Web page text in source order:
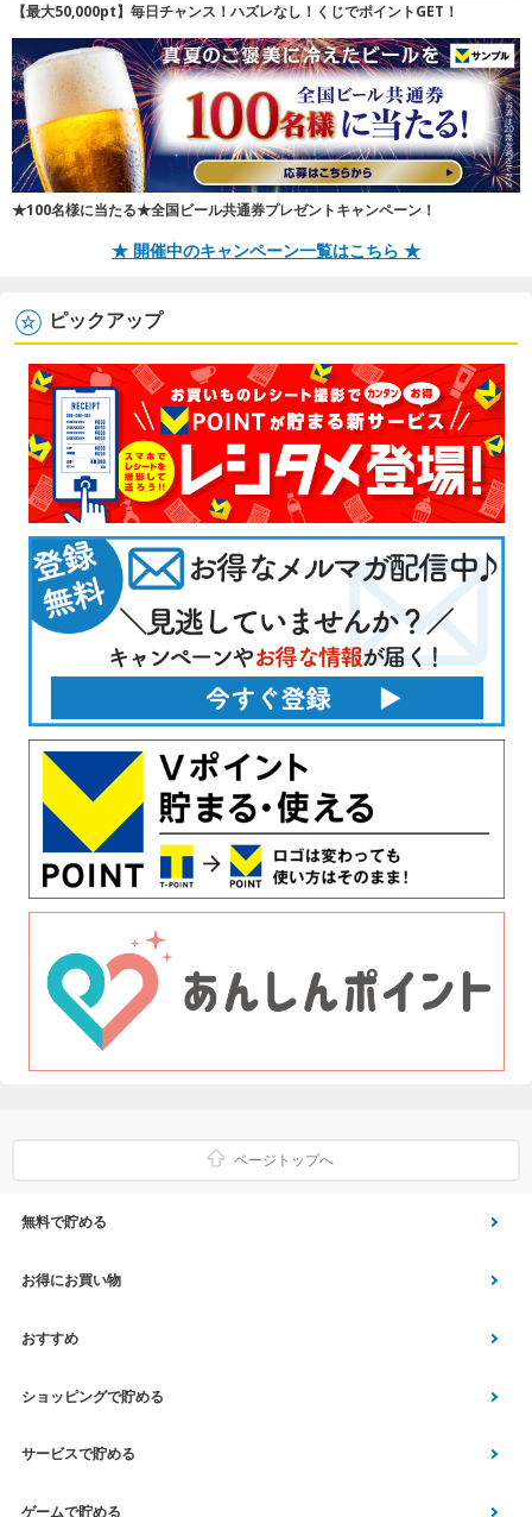
【最大50,000pt】毎日チャンス！ハズレなし！くじでポイントGET！
★100名様に当たる★全国ビール共通券プレゼントキャンペーン！
★ 開催中のキャンペーン一覧はこちら ★
ピックアップ
ページトップへ
無料で貯める
ゲーム
Vアンケート
アプリ利用
クイズ
スクラッチ
お得にお買い物
Yahoo!ショッピング
Vサンプル
エコなお買い物
Vモニター
おすすめ
Vくじ
チラシ
aruku&
ショッピングで貯める
Yahoo! JAPANサービス
総合・デパート・TV通販
サービスで貯める
マネー･銀行･保険
ゲームで貯める